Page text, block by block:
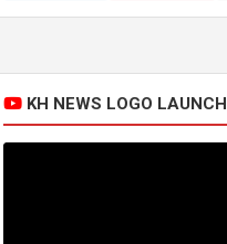
KH NEWS LOGO LAUNCH